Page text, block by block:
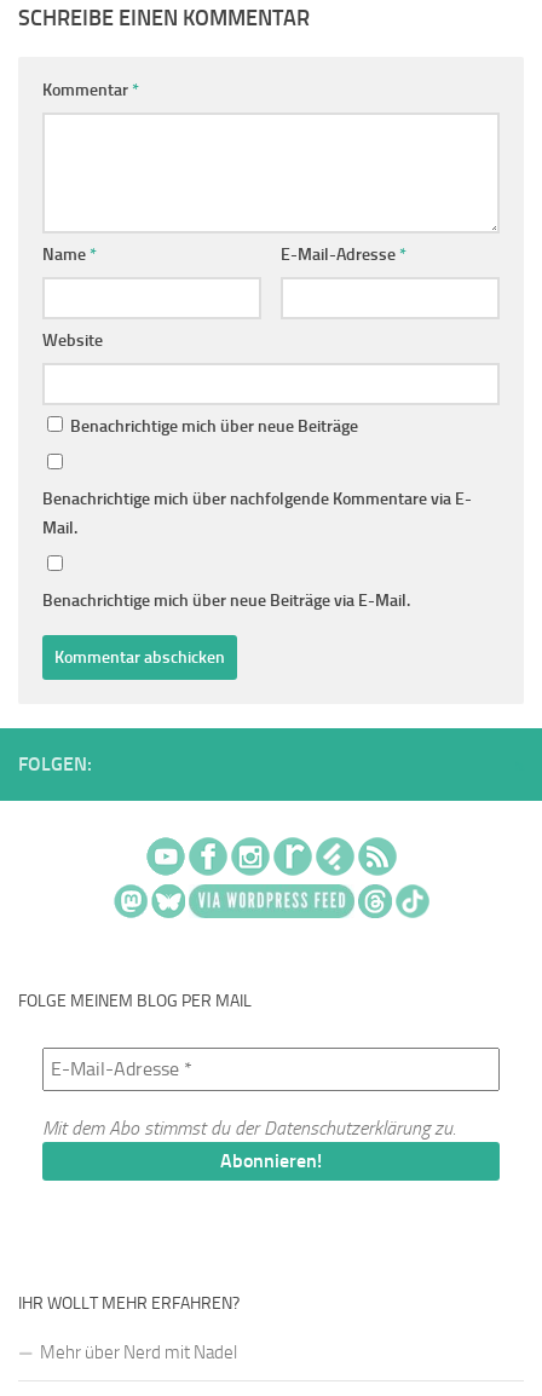
SCHREIBE EINEN KOMMENTAR
Kommentar*
Name* E-Mail-Adresse*
Website
Benachrichtige mich über neue Beiträge
Benachrichtige mich über nachfolgende Kommentare via E-
Mail.
Benachrichtige mich über neue Beiträge via E-Mail.
FOLGEN:
FOLGE MEINEM BLOG PER MAIL
Mit dem Abo stimmst du derDatenschutzerklärungzu.
IHR WOLLT MEHR ERFAHREN?
Mehr über Nerd mit Nadel